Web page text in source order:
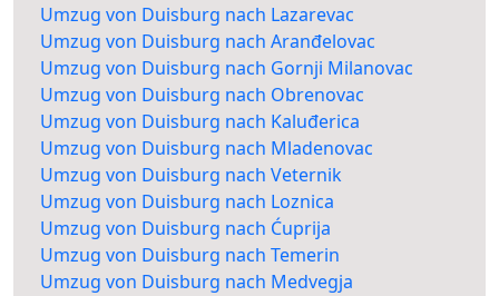
Umzug von Duisburg nach Lazarevac
Umzug von Duisburg nach Aranđelovac
Umzug von Duisburg nach Gornji Milanovac
Umzug von Duisburg nach Obrenovac
Umzug von Duisburg nach Kaluđerica
Umzug von Duisburg nach Mladenovac
Umzug von Duisburg nach Veternik
Umzug von Duisburg nach Loznica
Umzug von Duisburg nach Ćuprija
Umzug von Duisburg nach Temerin
Umzug von Duisburg nach Medvegja